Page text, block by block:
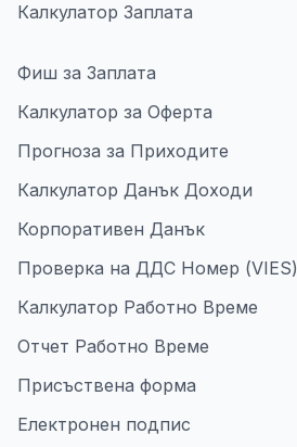
Калкулатор Заплата
Фиш за Заплата
Калкулатор за Оферта
Прогноза за Приходите
Калкулатор Данък Доходи
Корпоративен Данък
Проверка на ДДС Номер (VIES)
Калкулатор Работно Време
Отчет Работно Време
Присъствена форма
Електронен подпис